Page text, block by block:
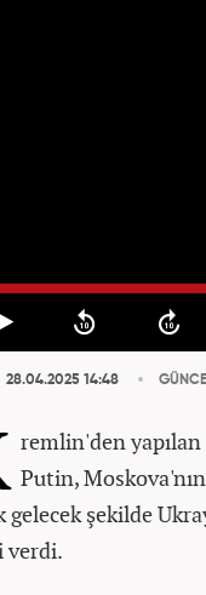
28.04.2025 14:48
remlin'den yapılan
Putin,
gelecek şekilde
verdi.